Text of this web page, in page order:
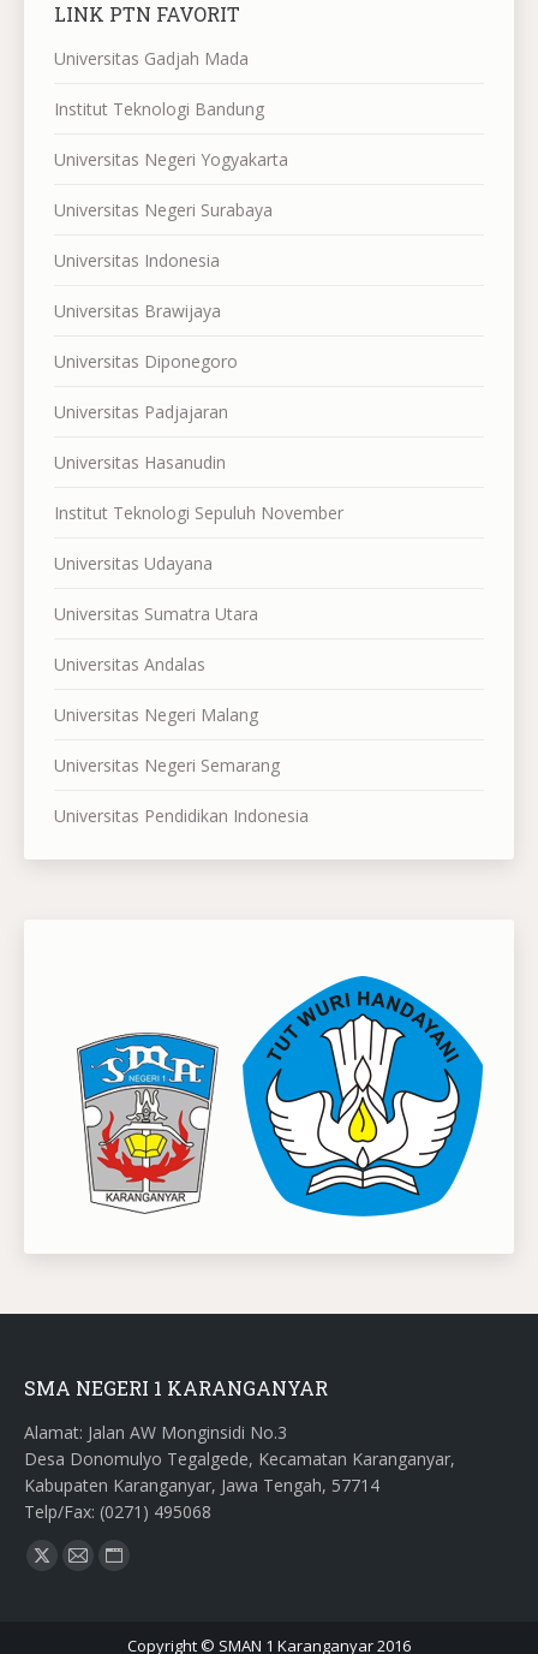
LINK PTN FAVORIT
Universitas Gadjah Mada
Institut Teknologi Bandung
Universitas Negeri Yogyakarta
Universitas Negeri Surabaya
Universitas Indonesia
Universitas Brawijaya
Universitas Diponegoro
Universitas Padjajaran
Universitas Hasanudin
Institut Teknologi Sepuluh November
Universitas Udayana
Universitas Sumatra Utara
Universitas Andalas
Universitas Negeri Malang
Universitas Negeri Semarang
Universitas Pendidikan Indonesia
SMA NEGERI 1 KARANGANYAR
Alamat: Jalan AW Monginsidi No.3
Desa Donomulyo Tegalgede, Kecamatan Karanganyar,
Kabupaten Karanganyar, Jawa Tengah, 57714
Telp/Fax: (0271) 495068
Find us on:
X
MailWebsite
Copyright © SMAN 1 Karanganyar 2016